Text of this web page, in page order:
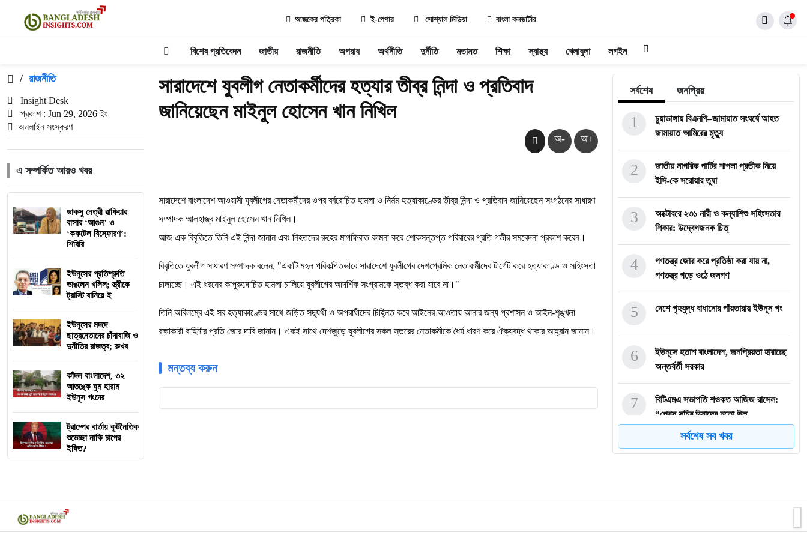
আজকের পত্রিকা ই-পেপার সোশ্যাল মিডিয়া বাংলা কনভার্টার
বিশেষ প্রতিবেদন জাতীয় রাজনীতি অপরাধ অর্থনীতি দুর্নীতি মতামত শিক্ষা স্বাস্থ্য খেলাধুলা লগইন
/ রাজনীতি
Insight Desk
প্রকাশ : Jun 29, 2026 ইং
অনলাইন সংস্করণ
এ সম্পর্কিত আরও খবর
ডাকসু নেত্রী রাফিয়ার
বাসার ‘আগুন’ ও
‘ককটেল বিস্ফোরণ’:
শিবিরি
ইউনূসের প্রতিশ্রুতি
ভাঙলেন খলিল; স্ত্রীকে
ট্রাস্টি বানিয়ে ই
ইউনূসের মদদে
ছাত্রনেতাদের চাঁদাবাজি ও
দুর্নীতির রাজত্ব; রুখব
কাঁদল বাংলাদেশ, ৩২
আতঙ্কে ঘুম হারাম
ইউনূস গংদের
ট্রাম্পের বার্তায় কূটনৈতিক
শুভেচ্ছা নাকি চাপের
ইঙ্গিত?
সারাদেশে যুবলীগ নেতাকর্মীদের হত্যার তীব্র নিন্দা ও প্রতিবাদ
জানিয়েছেন মাইনুল হোসেন খান নিখিল
অ- অ+
সারাদেশে বাংলাদেশ আওয়ামী যুবলীগের নেতাকর্মীদের ওপর বর্বরোচিত হামলা ও নির্মম হত্যাকাণ্ডের তীব্র নিন্দা ও প্রতিবাদ জানিয়েছেন সংগঠনের সাধারণ
সম্পাদক আলহাজ্ব মাইনুল হোসেন খান নিখিল।
​আজ এক বিবৃতিতে তিনি এই নিন্দা জানান এবং নিহতদের রুহের মাগফিরাত কামনা করে শোকসন্তপ্ত পরিবারের প্রতি গভীর সমবেদনা প্রকাশ করেন।
​বিবৃতিতে যুবলীগ সাধারণ সম্পাদক বলেন, "একটি মহল পরিকল্পিতভাবে সারাদেশে যুবলীগের দেশপ্রেমিক নেতাকর্মীদের টার্গেট করে হত্যাকাণ্ড ও সহিংসতা
চালাচ্ছে। এই ধরনের কাপুরুষোচিত হামলা চালিয়ে যুবলীগের আদর্শিক সংগ্রামকে স্তব্ধ করা যাবে না।"
​তিনি অবিলম্বে এই সব হত্যাকাণ্ডের সাথে জড়িত সদ্ব্যর্থী ও অপরাধীদের চিহ্নিত করে আইনের আওতায় আনার জন্য প্রশাসন ও আইন-শৃঙ্খলা
রক্ষাকারী বাহিনীর প্রতি জোর দাবি জানান। একই সাথে দেশজুড়ে যুবলীগের সকল স্তরের নেতাকর্মীকে ধৈর্য ধারণ করে ঐক্যবদ্ধ থাকার আহ্বান জানান।
মন্তব্য করুন
সর্বশেষ জনপ্রিয়
চুয়াডাঙ্গায় বিএনপি–জামায়াত সংঘর্ষে আহত
জামায়াত আমিরের মৃত্যু
1
জাতীয় নাগরিক পার্টির শাপলা প্রতীক নিয়ে
ইসি-কে সরোয়ার তুষা
2
অক্টোবরে ২৩১ নারী ও কন্যাশিশু সহিংসতার
শিকার: উদ্বেগজনক চিত্
3
গণতন্ত্র জোর করে প্রতিষ্ঠা করা যায় না,
গণতন্ত্র গড়ে ওঠে জনগণ
4
দেশে গৃহযুদ্ধ বাধানোর পাঁয়তারায় ইউনূস গং
5
ইউনূসে হতাশ বাংলাদেশ, জনপ্রিয়তা হারাচ্ছে
অন্তর্বর্তী সরকার
6
বিটিএমএ সভাপতি শওকত আজিজ রাসেল:
“প্রেস সচিব উন্মাদের মতো উল্
7
ভোটার ছিল না ভোটকেন্দ্রে ভোট ছিল গণনার
8
9
সর্বশেষ সব খবর